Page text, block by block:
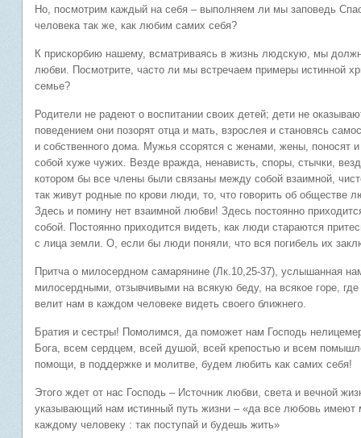
Но, посмотрим каждый на себя – выполняем ли мы заповедь
человека так же, как любим самих себя?
К прискорбию нашему, всматриваясь в жизнь людскую, мы
любви. Посмотрите, часто ли мы встречаем примеры истинной
семье?
Родители не радеют о воспитании своих детей; дети не
поведением они позорят отца и мать, взрослея и становясь
и собственного дома. Мужья ссорятся с женами, жены, поносят
собой хуже чужих. Везде вражда, ненависть, споры, стычки,
котором бы все члены были связаны между собой взаимной,
так живут родные по крови люди, то, что говорить об обществе
Здесь и помину нет взаимной любви! Здесь постоянно
собой. Постоянно приходится видеть, как люди стараются
с лица земли. О, если бы люди поняли, что вся погибель их
Притча о милосердном самарянине (Лк.10,25-37), услышанная
милосердными, отзывчивыми на всякую беду, на всякое горе,
велит нам в каждом человеке видеть своего ближнего.
Братия и сестры! Помолимся, да поможет нам Господь
Бога, всем сердцем, всей душой, всей крепостью и всем
помощи, в поддержке и молитве, будем любить как самих себя!
Этого ждет от нас Господь – Источник любви, света и вечной
указывающий нам истинный путь жизни – «да все любовь
каждому человеку : так поступай и будешь жить»